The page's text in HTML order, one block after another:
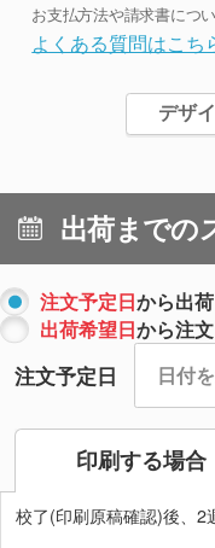
お支払方法や請求書につ
よくある質問はこち
デザ
出荷までの
注文予定日から出
出荷希望日から注
注文予定日
印刷する場合
校了(印刷原稿確認)後、2